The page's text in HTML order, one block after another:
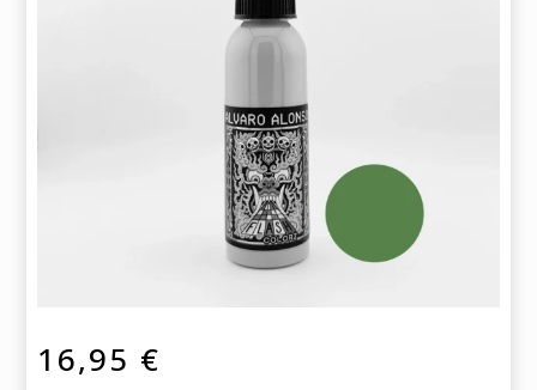
16,95 €